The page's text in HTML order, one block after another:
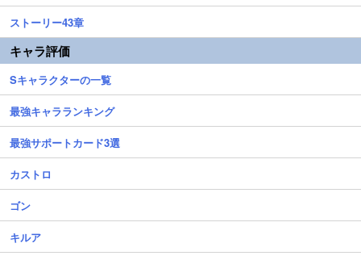
ストーリー43章
キャラ評価
Sキャラクターの一覧
最強キャラランキング
最強サポートカード3選
カストロ
ゴン
キルア